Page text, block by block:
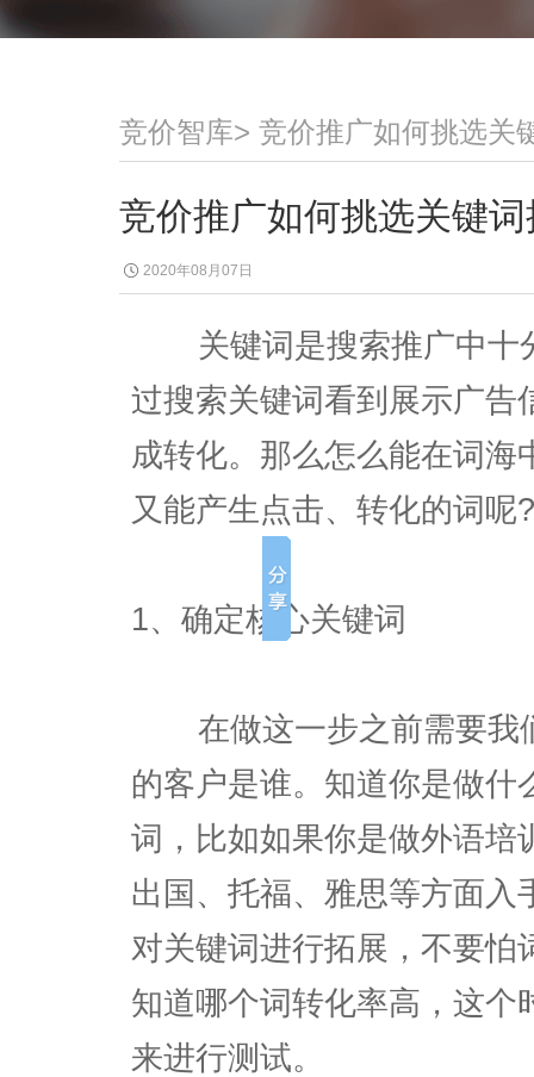
竞价智库> 竞价推广如何挑选关
竞价推广如何挑选关键
2020年08月07日
关键词是搜索推广中十
过搜索关键词看到展示广告
成转化。那么怎么能在词
又能产生点击、转化的词呢?
1、确定核心关键词
在做这一步之前需要我
的客户是谁。知道你是做
词，比如如果你是做外语培
出国、托福、雅思等方面入
对关键词进行拓展，不要
知道哪个词转化率高，这个
来进行测试。